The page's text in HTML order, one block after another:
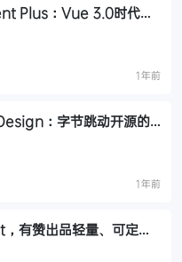
Plus：Vue 3.0时代的
1年前
：字节跳动开源的
1年前
有赞出品轻量、可定制